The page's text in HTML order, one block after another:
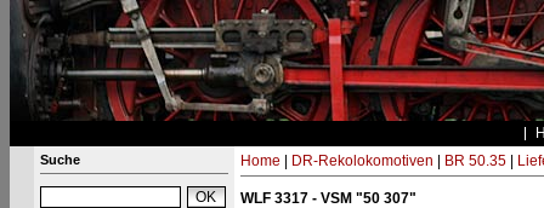
Suche Home DR-Rekolokomotiven BR 50.35|
WLF 3317 - VSM "50 307"